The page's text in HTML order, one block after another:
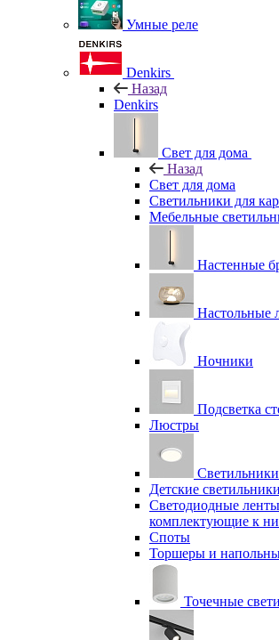
Умные реле
Denkirs
Назад
Denkirs
Свет для дома
Назад
Свет для дома
Светильники для
Мебельные
Настенные
Настольные
Ночники
Подсветка
Люстры
Светильники
Детские светильники
Светодиодные
комплектующие к
Споты
Торшеры и
Точечные